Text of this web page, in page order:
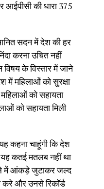
की धारा 375
सदन में देश की हर
करना उचित नहीं
विषय के विस्तार में जाने
में महिलाओं को सुरक्षा
को सहायता
को सहायता मिली
कहना चाहूंगी कि देश
यह कतई मतलब नहीं था
में आंकड़े जुटाकर जल्द
और उनसे रिकॉर्ड